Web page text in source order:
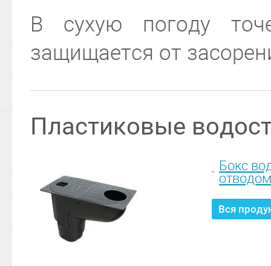
В сухую погоду
защищается от
Пластиковые
Бокс
отводом
Вся